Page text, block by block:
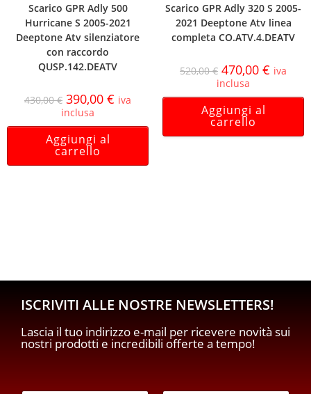
Scarico GPR Adly 500
Hurricane S 2005-2021
Deeptone Atv silenziatore
con raccordo
QUSP.142.DEATV
430,00€ 390,00 € iva
inclusa
Aggiungi al
carrello
Scarico GPR Adly 320 S 2005-
2021 Deeptone Atv linea
completa CO.ATV.4.DEATV
520,00€ 470,00 € iva
inclusa
Aggiungi al
carrello
ISCRIVITI ALLE NOSTRE NEWSLETTERS!
Lascia il tuo indirizzo e-mail per ricevere novità sui
nostri prodotti e incredibili offerte a tempo!